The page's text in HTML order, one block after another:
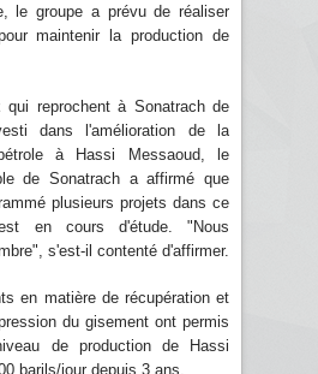
le groupe a prévu de réaliser
maintenir la production de
qui reprochent à Sonatrach de
dans l'amélioration de la
à Hassi Messaoud, le
de Sonatrach a affirmé que
plusieurs projets dans ce
en cours d'étude. "Nous
s'est-il contenté d'affirmer.
en matière de récupération et
du gisement ont permis
de production de Hassi
barils/jour depuis 3 ans.